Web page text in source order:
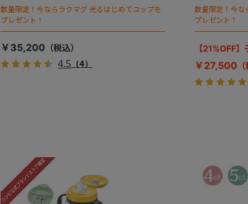
数量限定！今ならラクマグ 光るはじめてコップを
プレゼント！
￥35,200
4.5 （4）
数量限定！今な
プレゼント！
【21%OFF
￥27,500